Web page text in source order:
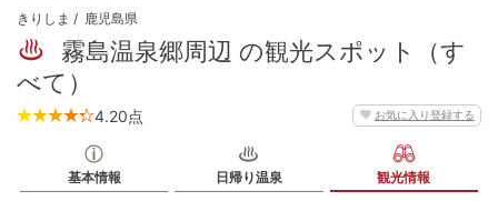
きりしま 鹿児島県
霧島温泉郷周辺 の観光スポット（す
べて）
お気に入り登録する
4.20点
基本情報 日帰り温泉 観光情報